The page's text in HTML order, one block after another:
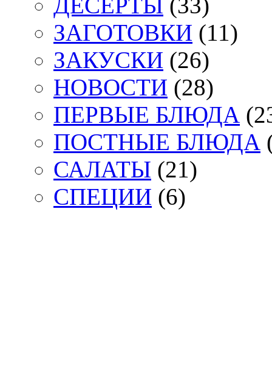
ЗАГОТОВКИ (11)
ЗАКУСКИ (26)
НОВОСТИ (28)
ПЕРВЫЕ БЛЮДА
ПОСТНЫЕ БЛЮДА
САЛАТЫ (21)
СПЕЦИИ (6)